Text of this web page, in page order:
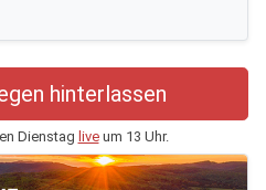
hinterlassen
Dienstag liveum 13 Uhr.